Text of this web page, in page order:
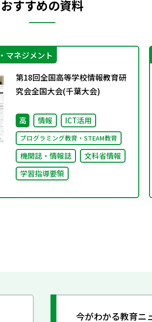
おすすめの資料
マネジメント
第18回全国高等学校情報教育研
究会全国大会(千葉大会)
高 情報 ICT活用
プログラミング教育・STEAM教育
機関誌・情報誌
文科省情報
学習指導要領
今がわかる教育ニ